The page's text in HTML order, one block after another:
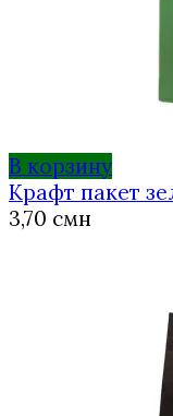
В корзину
Крафт пакет
3,70 смн